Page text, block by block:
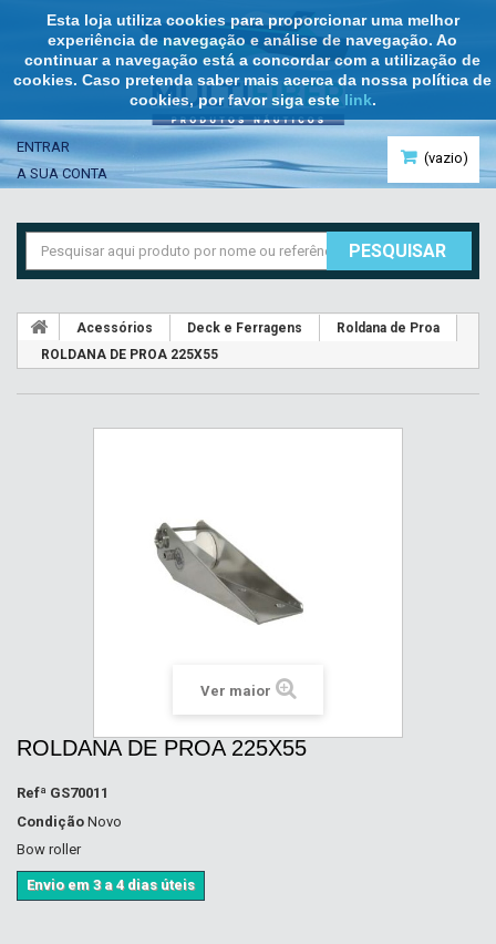
Esta loja utiliza cookies para proporcionar uma melhor
experiência de navegação e análise de navegação. Ao
continuar a navegação está a concordar com a utilização de
cookies. Caso pretenda saber mais acerca da nossa política de
cookies, por favor siga estelink.
(vazio)
ENTRAR
A SUA CONTA
PESQUISAR
Acessórios Deck e Ferragens
Roldana de Proa
ROLDANA DE PROA 225X55
Ver maior
ROLDANA DE PROA 225X55
Refª GS70011
Condição Novo
Bow roller
Envio em 3 a 4 dias úteis